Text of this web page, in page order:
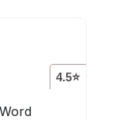
4.5⭐